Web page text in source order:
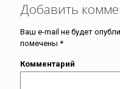
Добавить
Ваш e-mail не будет
помечены *
Комментарий